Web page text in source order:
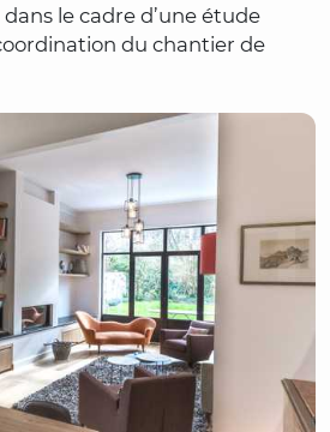
le cadre d’une étude
du chantier de